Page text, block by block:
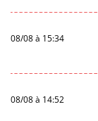
08/08 à 15:34
08/08 à 14:52